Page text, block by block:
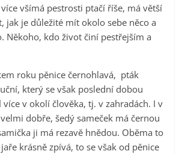
všímá pestrosti ptačí říše, má větší
jak je důležité mít okolo sebe něco a
Někoho, kdo život činí pestřejším a
roku pěnice černohlavá, pták
který se však poslední dobou
v okolí člověka, tj. v zahradách. I v
dobře, šedý sameček má černou
ji má rezavě hnědou. Oběma to
krásně zpívá, to se však od pěnice